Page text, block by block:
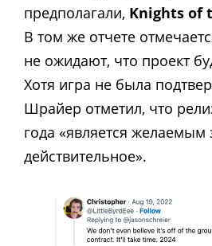
предполагали, Knights of
В том же отчете
не ожидают, что проект
Хотя игра не была
Шрайер отметил, что
года «является желаемым
действительное».